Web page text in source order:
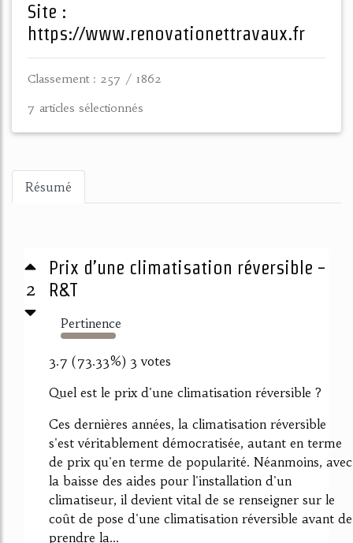
Site :
https://www.renovationettravaux.fr
Classement : 257 / 1862
7 articles sélectionnés
Résumé
2
Prix d’une climatisation réversible -
R&T
Pertinence
3137%
3.7 (73.33%) 3 votes
Quel est le prix d'une climatisation réversible ?
Ces dernières années, la climatisation réversible
s'est véritablement démocratisée, autant en terme
de prix qu'en terme de popularité. Néanmoins, avec
la baisse des aides pour l'installation d'un
climatiseur, il devient vital de se renseigner sur le
coût de pose d'une climatisation réversible avant de
prendre la...